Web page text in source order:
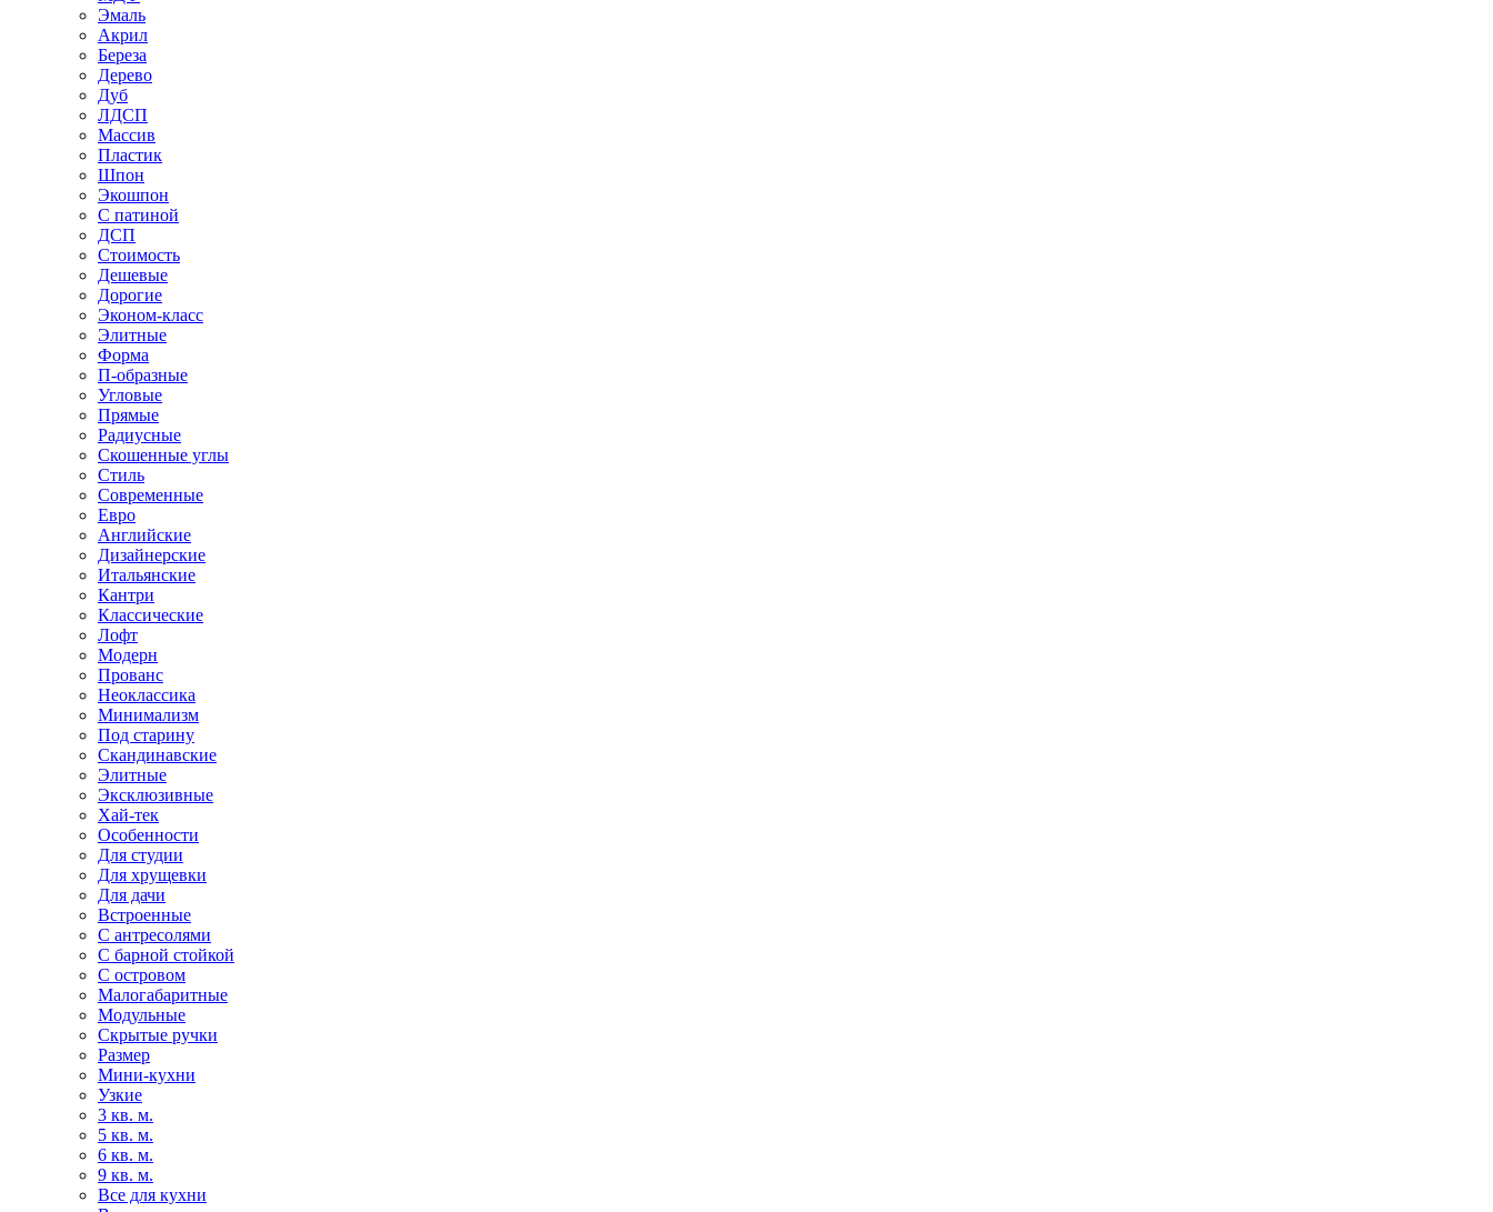
Эмаль
Акрил
Береза
Дерево
Дуб
ЛДСП
Массив
Пластик
Шпон
Экошпон
С патиной
ДСП
Стоимость
Дешевые
Дорогие
Эконом-класс
Элитные
Форма
П-образные
Угловые
Прямые
Радиусные
Скошенные углы
Стиль
Современные
Евро
Английские
Дизайнерские
Итальянские
Кантри
Классические
Лофт
Модерн
Прованс
Неоклассика
Минимализм
Под старину
Скандинавские
Элитные
Эксклюзивные
Хай-тек
Особенности
Для студии
Для хрущевки
Для дачи
Встроенные
С антресолями
С барной стойкой
С островом
Малогабаритные
Модульные
Скрытые ручки
Размер
Мини-кухни
Узкие
3 кв. м.
5 кв. м.
6 кв. м.
9 кв. м.
Все для кухни